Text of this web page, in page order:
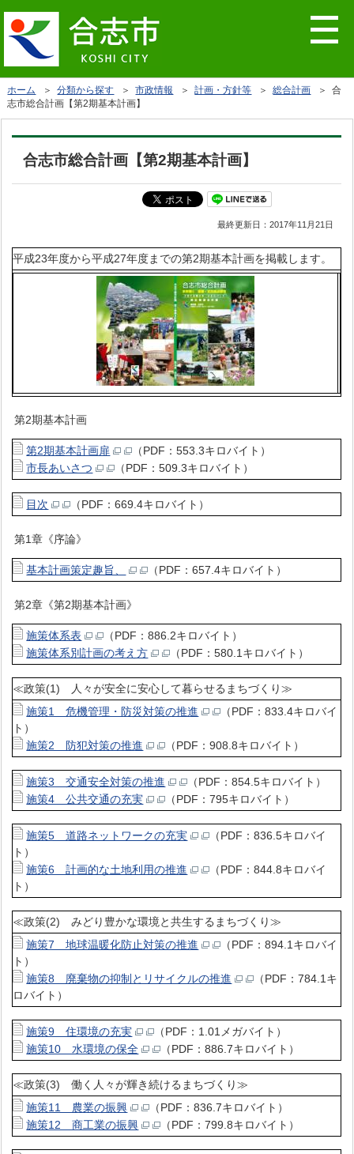
ホーム ＞分類から探す ＞市政情報 ＞計画・方針等 ＞総合計画 ＞ 合
志市総合計画【第2期基本計画】
合志市総合計画【第2期基本計画】
最終更新日：2017年11月21日
平成23年度から平成27年度までの第2期基本計画を掲載します。
第2期基本計画
第2期基本計画扉
（PDF：553.3キロバイト）
市長あいさつ
（PDF：509.3キロバイト）
目次 （PDF：669.4キロバイト）
第1章《序論》
基本計画策定趣旨、 （PDF：657.4キロバイト）
第2章《第2期基本計画》
施策体系表
（PDF：886.2キロバイト）
施策体系別計画の考え方
（PDF：580.1キロバイト）
≪政策(1) 人々が安全に安心して暮らせるまちづくり≫
施策1 危機管理・防災対策の推進
（PDF：833.4キロバイ
ト）
施策2 防犯対策の推進
（PDF：908.8キロバイト）
施策3 交通安全対策の推進
（PDF：854.5キロバイト）
施策4 公共交通の充実
（PDF：795キロバイト）
施策5 道路ネットワークの充実
（PDF：836.5キロバイ
ト）
施策6 計画的な土地利用の推進
（PDF：844.8キロバイ
ト）
≪政策(2) みどり豊かな環境と共生するまちづくり≫
施策7 地球温暖化防止対策の推進
（PDF：894.1キロバイ
ト）
施策8 廃棄物の抑制とリサイクルの推進
（PDF：784.1キ
ロバイト）
施策9 住環境の充実
（PDF：1.01メガバイト）
施策10 水環境の保全
（PDF：886.7キロバイト）
≪政策(3) 働く人々が輝き続けるまちづくり≫
施策11 農業の振興
（PDF：836.7キロバイト）
施策12 商工業の振興
（PDF：799.8キロバイト）